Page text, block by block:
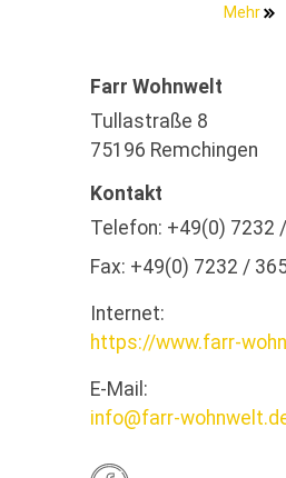
Mehr
Farr Wohnwelt
Tullastraße 8
75196 Remchingen
Kontakt
Telefon: +49(0) 7232
Fax: +49(0) 7232 /
Internet:
https://www.farr-
E-Mail:
info@farr-